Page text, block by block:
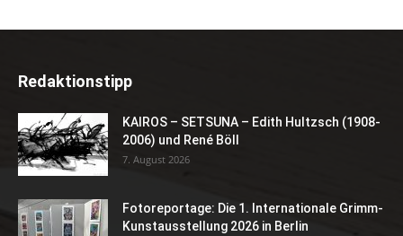
Redaktionstipp
KAIROS – SETSUNA – Edith Hultzsch (1908-
2006) und René Böll
7. August 2026
Fotoreportage: Die 1. Internationale Grimm-
Kunstausstellung 2026 in Berlin